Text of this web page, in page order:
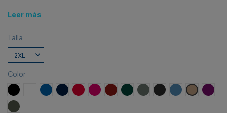
Leer más
Talla
Color
NEGRO BLANCOROYAL MARINOROJO ROSETONGRANATEVERDE BOTELLA
PLOMONEGRO VIGORE
ROYAL VIGORE
ARENA
VERDE PINO